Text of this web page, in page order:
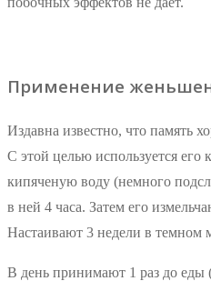
Применение
Издавна известно, что память
С этой целью используется
кипяченую воду (немного
в ней 4 часа. Затем его
Настаивают 3 недели в темном
В день принимают 1 раз до еды